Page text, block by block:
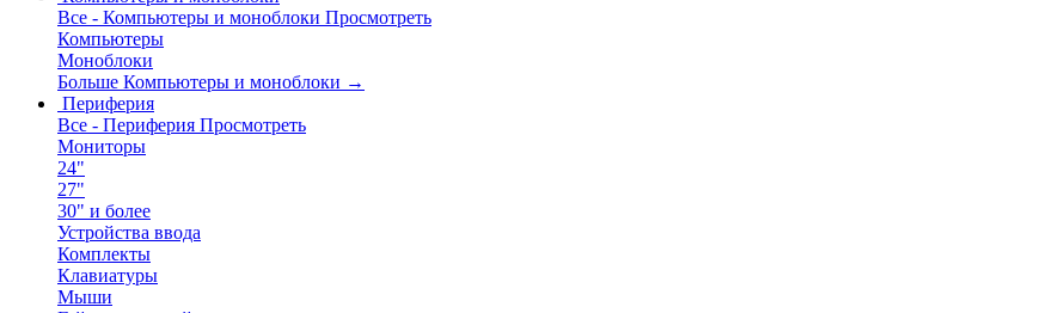
Все - Компьютеры и моноблоки Просмотреть
Компьютеры
Моноблоки
Больше Компьютеры и моноблоки →
Периферия
Все - Периферия Просмотреть
Мониторы
24"
27"
30" и более
Устройства ввода
Комплекты
Клавиатуры
Мыши